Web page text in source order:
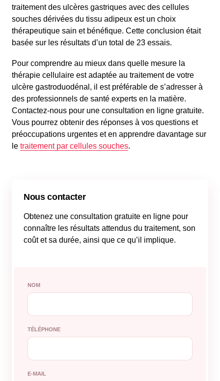
traitement des ulcères gastriques avec des cellules
souches dérivées du tissu adipeux est un choix
thérapeutique sain et bénéfique. Cette conclusion était
basée sur les résultats d’un total de 23 essais.
Pour comprendre au mieux dans quelle mesure la
thérapie cellulaire est adaptée au traitement de votre
ulcère gastroduodénal, il est préférable de s’adresser à
des professionnels de santé experts en la matière.
Contactez-nous pour une consultation en ligne gratuite.
Vous pourrez obtenir des réponses à vos questions et
préoccupations urgentes et en apprendre davantage sur
le traitement par cellules souches.
Nous contacter
Obtenez une consultation gratuite en ligne pour
connaître les résultats attendus du traitement, son
coût et sa durée, ainsi que ce qu’il implique.
NOM
TÉLÉPHONE
E-MAIL